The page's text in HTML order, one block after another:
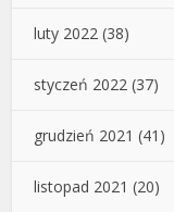
luty 2022 (38)
styczeń 2022 (37)
grudzień 2021 (41)
listopad 2021 (20)